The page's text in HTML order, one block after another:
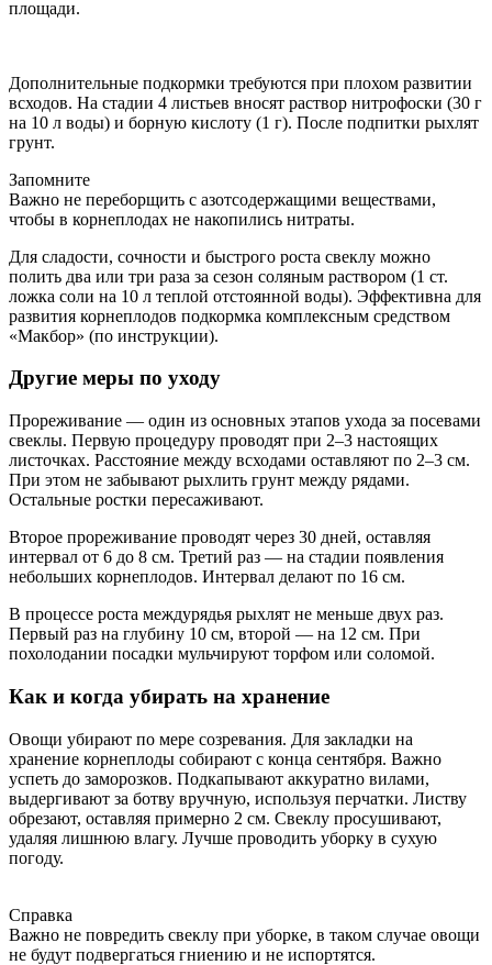
площади.
Дополнительные подкормки требуются при плохом развитии
всходов. На стадии 4 листьев вносят раствор нитрофоски (30 г
на 10 л воды) и борную кислоту (1 г). После подпитки рыхлят
грунт.
Запомните
Важно не переборщить с азотсодержащими веществами,
чтобы в корнеплодах не накопились нитраты.
Для сладости, сочности и быстрого роста свеклу можно
полить два или три раза за сезон соляным раствором (1 ст.
ложка соли на 10 л теплой отстоянной воды). Эффективна для
развития корнеплодов подкормка комплексным средством
«Макбор» (по инструкции).
Другие меры по уходу
Прореживание — один из основных этапов ухода за посевами
свеклы. Первую процедуру проводят при 2–3 настоящих
листочках. Расстояние между всходами оставляют по 2–3 см.
При этом не забывают рыхлить грунт между рядами.
Остальные ростки пересаживают.
Второе прореживание проводят через 30 дней, оставляя
интервал от 6 до 8 см. Третий раз — на стадии появления
небольших корнеплодов. Интервал делают по 16 см.
В процессе роста междурядья рыхлят не меньше двух раз.
Первый раз на глубину 10 см, второй — на 12 см. При
похолодании посадки мульчируют торфом или соломой.
Как и когда убирать на хранение
Овощи убирают по мере созревания. Для закладки на
хранение корнеплоды собирают с конца сентября. Важно
успеть до заморозков. Подкапывают аккуратно вилами,
выдергивают за ботву вручную, используя перчатки. Листву
обрезают, оставляя примерно 2 см. Свеклу просушивают,
удаляя лишнюю влагу. Лучше проводить уборку в сухую
погоду.
Справка
Важно не повредить свеклу при уборке, в таком случае овощи
не будут подвергаться гниению и не испортятся.